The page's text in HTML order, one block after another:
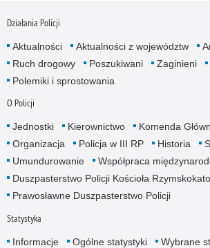
Działania Policji
Aktualności Aktualności z województw
Ruch drogowy
Poszukiwani Zaginieni
Polemiki i sprostowania
O Policji
Jednostki Kierownictwo
Komenda
Organizacja
Policja w III RP Historia
Umundurowanie
Współpraca
Duszpasterstwo Policji Kościoła
Prawosławne Duszpasterstwo Policji
Statystyka
Informacje Ogólne statystyki
Wybrane